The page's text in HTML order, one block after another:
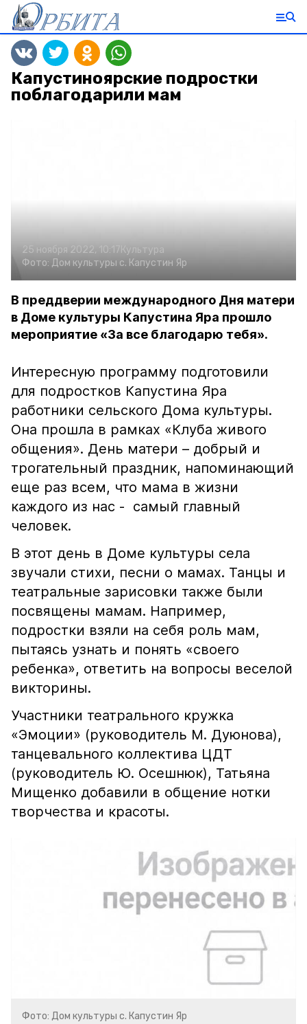
Капустиноярские подростки
поблагодарили мам
25 ноября 2022, 10:17Культура
Фото: Дом культуры с. Капустин Яр
В преддверии международного Дня матери
в Доме культуры Капустина Яра прошло
мероприятие «За все благодарю тебя».
Интересную программу подготовили
для подростков Капустина Яра
работники сельского Дома культуры.
Она прошла в рамках «Клуба живого
общения». День матери – добрый и
трогательный праздник, напоминающий
еще раз всем, что мама в жизни
каждого из нас - самый главный
человек.
В этот день в Доме культуры села
звучали стихи, песни о мамах. Танцы и
театральные зарисовки также были
посвящены мамам. Например,
подростки взяли на себя роль мам,
пытаясь узнать и понять «своего
ребенка», ответить на вопросы веселой
викторины.
Участники театрального кружка
«Эмоции» (руководитель М. Дуюнова),
танцевального коллектива ЦДТ
(руководитель Ю. Осешнюк), Татьяна
Мищенко добавили в общение нотки
творчества и красоты.
Фото: Дом культуры с. Капустин Яр